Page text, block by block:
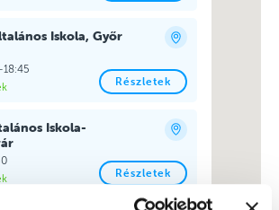
Iskola, Győr
Részletek
Iskola-
Részletek